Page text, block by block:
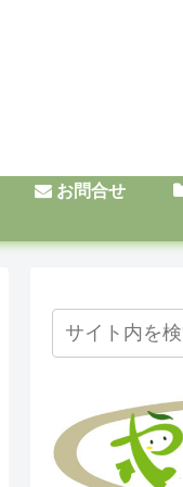
お問合せ